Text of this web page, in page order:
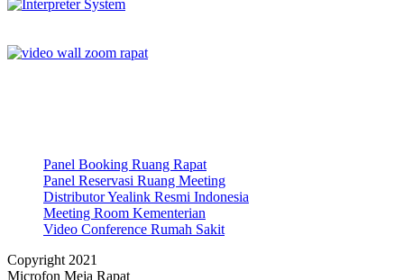
Panel Booking Ruang Rapat
Panel Reservasi Ruang Meeting
Distributor Yealink Resmi Indonesia
Meeting Room Kementerian
Video Conference Rumah Sakit
Copyright 2021
Microfon Meja Rapat